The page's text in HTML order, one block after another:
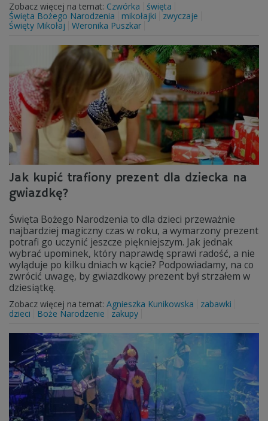
Zobacz więcej na temat: Czwórka
święta
Święta Bożego Narodzenia
mikołajki
zwyczaje
Święty Mikołaj
Weronika Puszkar
Jak kupić trafiony prezent dla dziecka na
gwiazdkę?
Święta Bożego Narodzenia to dla dzieci przeważnie
najbardziej magiczny czas w roku, a wymarzony prezent
potrafi go uczynić jeszcze piękniejszym. Jak jednak
wybrać upominek, który naprawdę sprawi radość, a nie
wyląduje po kilku dniach w kącie? Podpowiadamy, na co
zwrócić uwagę, by gwiazdkowy prezent był strzałem w
dziesiątkę.
Zobacz więcej na temat: Agnieszka Kunikowska
zabawki
dzieci
Boże Narodzenie zakupy